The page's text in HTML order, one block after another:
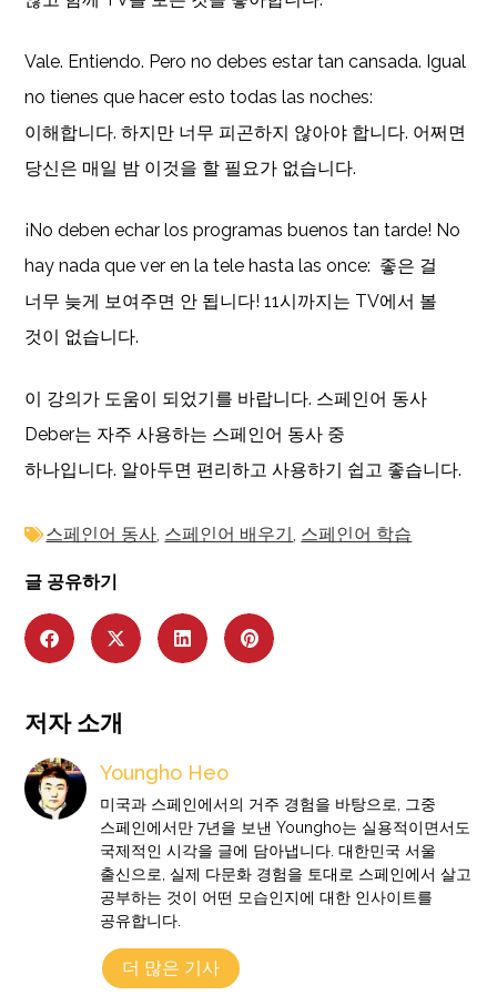
Vale. Entiendo. Pero no debes estar tan cansada. Igual
no tienes que hacer esto todas las noches:
이해합니다. 하지만 너무 피곤하지 않아야 합니다. 어쩌면
당신은 매일 밤 이것을 할 필요가 없습니다.
¡No deben echar los programas buenos tan tarde! No
hay nada que ver en la tele hasta las once: 좋은 걸
너무 늦게 보여주면 안 됩니다! 11시까지는 TV에서 볼
것이 없습니다.
이 강의가 도움이 되었기를 바랍니다. 스페인어 동사
Deber는 자주 사용하는 스페인어 동사 중
하나입니다. 알아두면 편리하고 사용하기 쉽고 좋습니다.
스페인어 동사, 스페인어 배우기, 스페인어 학습
글 공유하기
저자 소개
Youngho Heo
미국과 스페인에서의 거주 경험을 바탕으로, 그중
스페인에서만 7년을 보낸 Youngho는 실용적이면서도
국제적인 시각을 글에 담아냅니다. 대한민국 서울
출신으로, 실제 다문화 경험을 토대로 스페인에서 살고
공부하는 것이 어떤 모습인지에 대한 인사이트를
공유합니다.
더 많은 기사